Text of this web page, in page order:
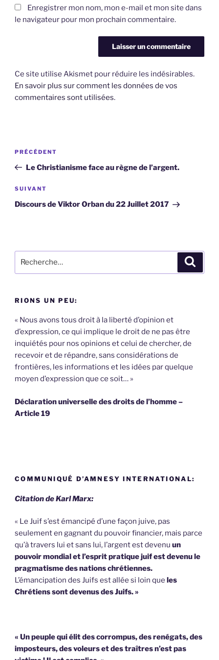
Enregistrer mon nom, mon e-mail et mon site dans
le navigateur pour mon prochain commentaire.
Ce site utilise Akismet pour réduire les indésirables.
En savoir plus sur comment les données de vos
commentaires sont utilisées.
Navigation
l’article
Article
précédent
PRÉCÉDENT
Le Christianisme face au règne de l’argent.
Article
suivant
SUIVANT
Discours de Viktor Orban du 22 Juillet 2017
pour
RIONS UN PEU:
« Nous avons tous droit à la liberté d’opinion et
d’expression, ce qui implique le droit de ne pas être
inquiétés pour nos opinions et celui de chercher, de
recevoir et de répandre, sans considérations de
frontières, les informations et les idées par quelque
moyen d’expression que ce soit… »
Déclaration universelle des droits de l’homme –
Article 19
COMMUNIQUÉ D’AMNESY INTERNATIONAL:
Citation de Karl Marx:
« Le Juif s’est émancipé d’une façon juive, pas
seulement en gagnant du pouvoir financier, mais parce
qu’à travers lui et sans lui, l’argent est devenu un
pouvoir mondial et l’esprit pratique juif est devenu le
pragmatisme des nations chrétiennes.
L’émancipation des Juifs est allée si loin que les
Chrétiens sont devenus des Juifs. »
« Un peuple qui élit des corrompus, des renégats, des
imposteurs, des voleurs et des traîtres n’est pas